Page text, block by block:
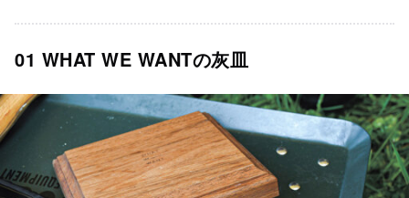
01 WHAT WE WANTの灰皿